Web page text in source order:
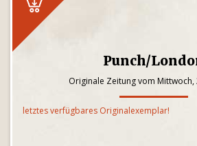
Punch/
Originale Zeitung vom Mittwoch,
letztes verfügbares Originalexemplar!